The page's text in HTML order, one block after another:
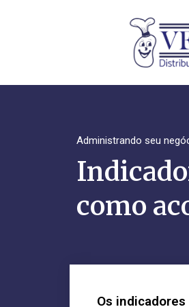
Administrando seu
como
Os